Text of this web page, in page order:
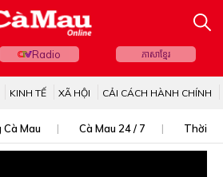
Radio ភាសាខ្មែរ
KINH TẾ XÃ HỘI CẢI CÁCH HÀNH CHÍNH
Mau Cà Mau 24 / 7 Thời sự